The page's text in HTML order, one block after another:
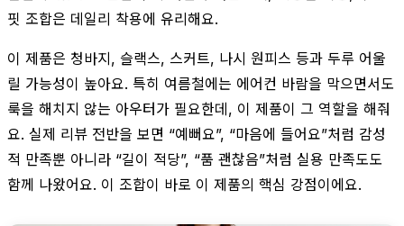
핏 조합은 데일리 착용에 유리해요.
이 제품은 청바지, 슬랙스, 스커트, 나시 원피스 등과 두루 어울
릴 가능성이 높아요. 특히 여름철에는 에어컨 바람을 막으면서도
룩을 해치지 않는 아우터가 필요한데, 이 제품이 그 역할을 해줘
요. 실제 리뷰 전반을 보면 “예뻐요”, “마음에 들어요”처럼 감성
적 만족뿐 아니라 “길이 적당”, “품 괜찮음”처럼 실용 만족도도
함께 나왔어요. 이 조합이 바로 이 제품의 핵심 강점이에요.